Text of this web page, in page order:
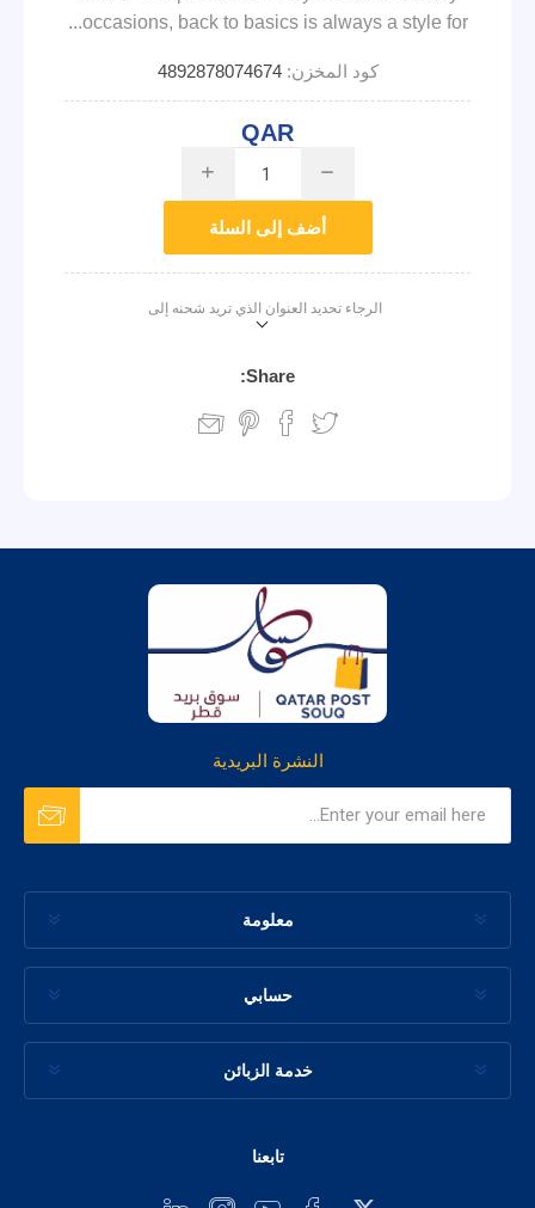
occasions, back to basics is always a style for...
كود المخزن: 4892878074674
QAR
i h
أضف إلى السلة
الرجاء تحديد العنوان الذي تريد شحنه إلى
Share:
النشرة البريدية
معلومة
حسابي
خدمة الزبائن
تابعنا